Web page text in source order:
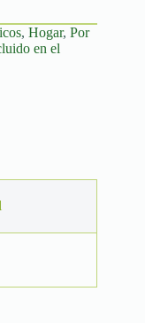
, Hogar, Por
en el